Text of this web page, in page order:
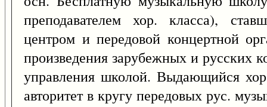
преподавателем хор. класса),
центром и передовой концертной
произведения зарубежных и русских
управления школой. Выдающийся
авторитет в кругу передовых рус.